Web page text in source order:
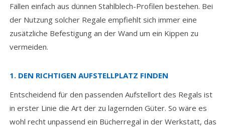
Fällen einfach aus dünnen Stahlblech-Profilen bestehen. Bei
der Nutzung solcher Regale empfiehlt sich immer eine
zusätzliche Befestigung an der Wand um ein Kippen zu
vermeiden.
1. DEN RICHTIGEN AUFSTELLPLATZ FINDEN
Entscheidend für den passenden Aufstellort des Regals ist
in erster Linie die Art der zu lagernden Güter. So wäre es
wohl recht unpassend ein Bücherregal in der Werkstatt, das